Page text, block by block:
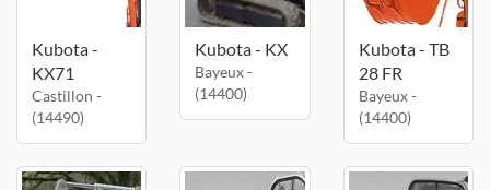
Kubota -
KX71
Castillon -
(14490)
Kubota - KX
Bayeux -
(14400)
Kubota - TB
28 FR
Bayeux -
(14400)